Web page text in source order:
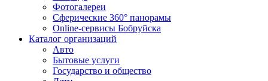
Фотогалереи
Сферические 360° панорамы
Online-сервисы Бобруйска
Каталог организаций
Авто
Бытовые услуги
Государство и общество